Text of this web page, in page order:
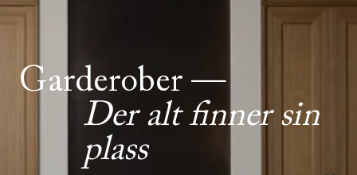
Garderober
Der alt finner sin
plass